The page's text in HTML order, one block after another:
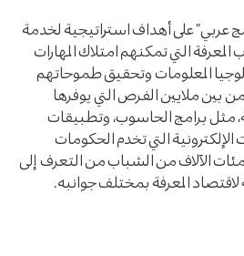
عربي” على أهداف استراتيجية لخدمة
التي تمكنهم امتلاك المهارات
المعلومات وتحقيق طموحاتهم
ملايين الفرص التي يوفرها
مثل برامج الحاسوب، وتطبيقات
التي تخدم الحكومات
مئات الآلاف من الشباب من التعرف إلى
لاقتصاد المعرفة بمختلف جوانبه.